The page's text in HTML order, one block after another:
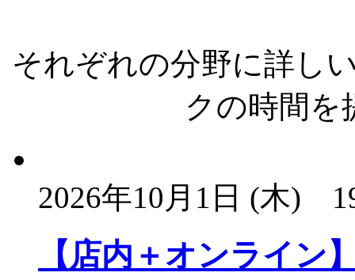
それぞれの分野に詳し
クの時間を
2026年10月1日 (木)
【店内＋オンライン